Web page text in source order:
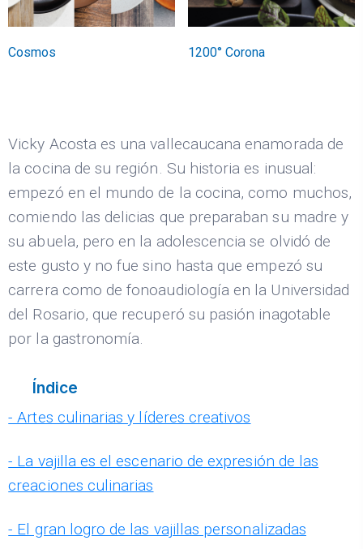
Cosmos 1200° Corona
Vicky Acosta es una vallecaucana enamorada de
la cocina de su región. Su historia es inusual:
empezó en el mundo de la cocina, como muchos,
comiendo las delicias que preparaban su madre y
su abuela, pero en la adolescencia se olvidó de
este gusto y no fue sino hasta que empezó su
carrera como de fonoaudiología en la Universidad
del Rosario, que recuperó su pasión inagotable
por la gastronomía.
Índice
- Artes culinarias y líderes creativos
- La vajilla es el escenario de expresión de las
creaciones culinarias
- El gran logro de las vajillas personalizadas